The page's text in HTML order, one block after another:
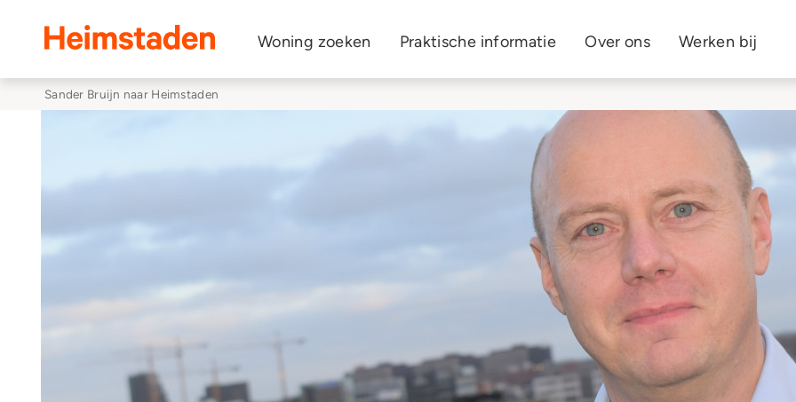
HeimstadenWoning zoeken Praktische informatie Over ons Werken bij
Sander Bruijn naar Heimstaden